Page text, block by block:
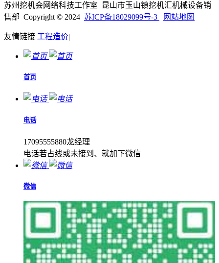
苏州挖机会网络科技工作室 昆山市玉山镇挖机汇机械设备销
售部 Copyright © 2024 苏ICP备18029099号-3 网站地图
友情链接 工程造价|
首页
电话
17095555880龙经理
电话若占线或未接到、就加下微信
微信